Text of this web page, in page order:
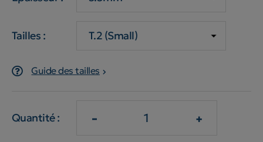
Tailles :
Guide des tailles
Quantité : - +